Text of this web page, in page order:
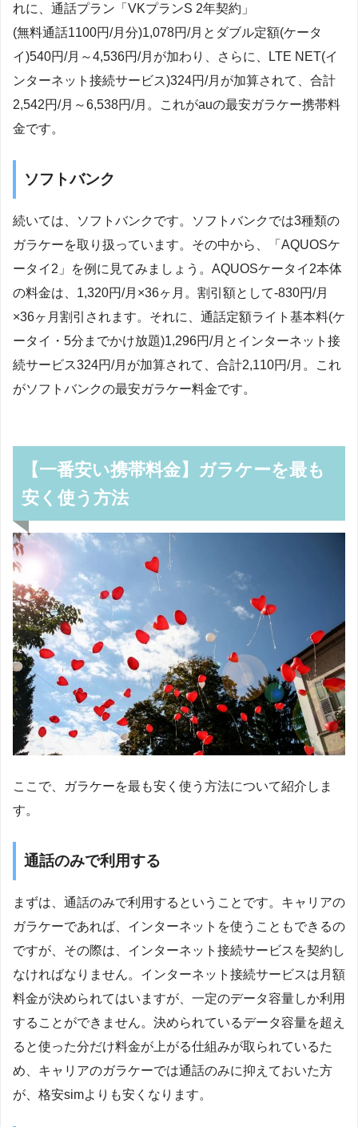
れに、通話プラン「VKプランS 2年契約」
(無料通話1100円/月分)1,078円/月とダブル定額(ケータ
イ)540円/月～4,536円/月が加わり、さらに、LTE NET(イ
ンターネット接続サービス)324円/月が加算されて、合計
2,542円/月～6,538円/月。これがauの最安ガラケー携帯料
金です。
ソフトバンク
続いては、ソフトバンクです。ソフトバンクでは3種類の
ガラケーを取り扱っています。その中から、「AQUOSケ
ータイ2」を例に見てみましょう。AQUOSケータイ2本体
の料金は、1,320円/月×36ヶ月。割引額として-830円/月
×36ヶ月割引されます。それに、通話定額ライト基本料(ケ
ータイ・5分までかけ放題)1,296円/月とインターネット接
続サービス324円/月が加算されて、合計2,110円/月。これ
がソフトバンクの最安ガラケー料金です。
【一番安い携帯料金】ガラケーを最も
安く使う方法
ここで、ガラケーを最も安く使う方法について紹介しま
す。
通話のみで利用する
まずは、通話のみで利用するということです。キャリアの
ガラケーであれば、インターネットを使うこともできるの
ですが、その際は、インターネット接続サービスを契約し
なければなりません。インターネット接続サービスは月額
料金が決められてはいますが、一定のデータ容量しか利用
することができません。決められているデータ容量を超え
ると使った分だけ料金が上がる仕組みが取られているた
め、キャリアのガラケーでは通話のみに抑えておいた方
が、格安simよりも安くなります。